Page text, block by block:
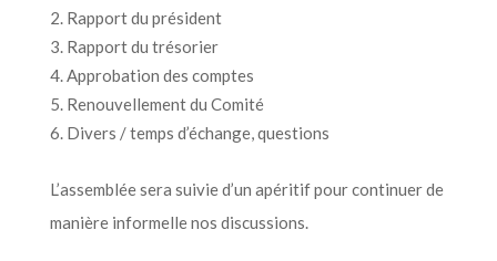
Rapport du président
Rapport du trésorier
Approbation des comptes
Renouvellement du Comité
Divers / temps d’échange, questions
L’assemblée sera suivie d’un apéritif pour continuer de
manière informelle nos discussions.